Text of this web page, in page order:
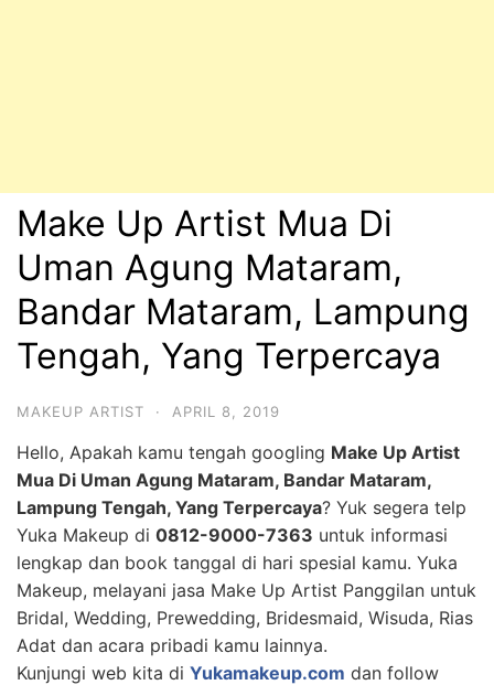
Make Up Artist Mua Di
Uman Agung Mataram,
Bandar Mataram, Lampung
Tengah, Yang Terpercaya
MAKEUP ARTIST · APRIL 8, 2019
Hello, Apakah kamu tengah googling Make Up Artist
Mua Di Uman Agung Mataram, Bandar Mataram,
Lampung Tengah, Yang Terpercaya? Yuk segera telp
Yuka Makeup di 0812-9000-7363 untuk informasi
lengkap dan book tanggal di hari spesial kamu. Yuka
Makeup, melayani jasa Make Up Artist Panggilan untuk
Bridal, Wedding, Prewedding, Bridesmaid, Wisuda, Rias
Adat dan acara pribadi kamu lainnya.
Kunjungi web kita di Yukamakeup.com dan follow